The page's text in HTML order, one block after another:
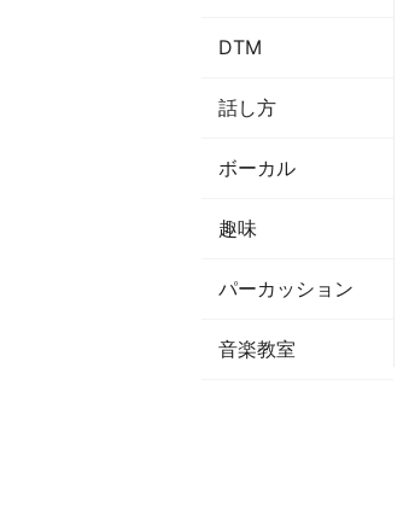
DTM
話し方
ボーカル
趣味
パーカッション
音楽教室